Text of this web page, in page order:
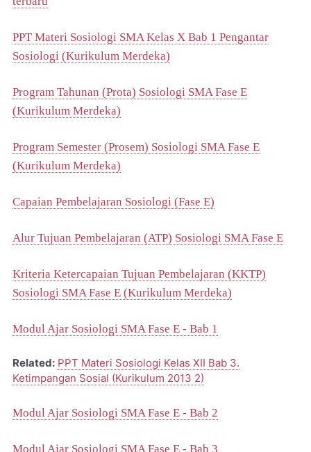
PPT Materi Sosiologi SMA Kelas X Bab 1 Pengantar
Sosiologi (Kurikulum Merdeka)
Program Tahunan (Prota) Sosiologi SMA Fase E
(Kurikulum Merdeka)
Program Semester (Prosem) Sosiologi SMA Fase E
(Kurikulum Merdeka)
Capaian Pembelajaran Sosiologi (Fase E)
Alur Tujuan Pembelajaran (ATP) Sosiologi SMA Fase E
Kriteria Ketercapaian Tujuan Pembelajaran (KKTP)
Sosiologi SMA Fase E (Kurikulum Merdeka)
Modul Ajar Sosiologi SMA Fase E - Bab 1
Related: PPT Materi Sosiologi Kelas XII Bab 3.
Ketimpangan Sosial (Kurikulum 2013 2)
Modul Ajar Sosiologi SMA Fase E - Bab 2
Modul Ajar Sosiologi SMA Fase E - Bab 3